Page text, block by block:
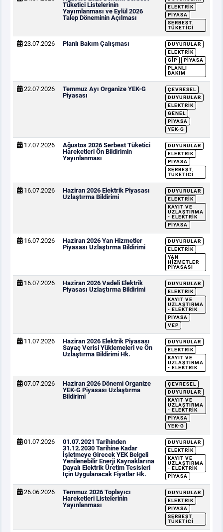
Tüketici Listelerinin
Yayımlanması ve Eylül 2026
Talep Döneminin Açılması
ELEKTRIK
PIYASA
SERBEST
TÜKETICI
23.07.2026 Planlı Bakım Çalışması
DUYURULAR
ELEKTRIK
GİP
PIYASA
PLANLI
BAKIM
22.07.2026
Temmuz Ayı Organize YEK-G
Piyasası
ÇEVRESEL
DUYURULAR
ELEKTRIK
GENEL
PIYASA
YEK-G
17.07.2026
Ağustos 2026 Serbest Tüketici
Hareketleri Ön Bildirimin
Yayınlanması
DUYURULAR
ELEKTRIK
PIYASA
SERBEST
TÜKETICI
16.07.2026
Haziran 2026 Elektrik Piyasası
Uzlaştırma Bildirimi
DUYURULAR
ELEKTRIK
KAYIT VE
UZLAŞTIRMA
- ELEKTRIK
PIYASA
16.07.2026
Haziran 2026 Yan Hizmetler
Piyasası Uzlaştırma Bildirimi
DUYURULAR
ELEKTRIK
YAN
HIZMETLER
PIYASASI
16.07.2026
Haziran 2026 Vadeli Elektrik
Piyasası Uzlaştırma Bildirimi
DUYURULAR
ELEKTRIK
KAYIT VE
UZLAŞTIRMA
- ELEKTRIK
PIYASA
VEP
11.07.2026
Haziran 2026 Elektrik Piyasası
Sayaç Verisi Yüklemeleri ve Ön
Uzlaştırma Bildirimi Hk.
DUYURULAR
ELEKTRIK
KAYIT VE
UZLAŞTIRMA
- ELEKTRIK
07.07.2026
Haziran 2026 Dönemi Organize
YEK-G Piyasası Uzlaştırma
Bildirimi
ÇEVRESEL
DUYURULAR
KAYIT VE
UZLAŞTIRMA
- ELEKTRIK
PIYASA
YEK-G
01.07.2026
01.07.2021 Tarihinden
31.12.2030 Tarihine Kadar
İşletmeye Girecek YEK Belgeli
Yenilenebilir Enerji Kaynaklarına
Dayalı Elektrik Üretim Tesisleri
İçin Uygulanacak Fiyatlar Hk.
DUYURULAR
ELEKTRIK
KAYIT VE
UZLAŞTIRMA
- ELEKTRIK
PIYASA
26.06.2026
Temmuz 2026 Toplayıcı
Hareketleri Listelerinin
Yayınlanması
DUYURULAR
ELEKTRIK
PIYASA
SERBEST
TÜKETICI